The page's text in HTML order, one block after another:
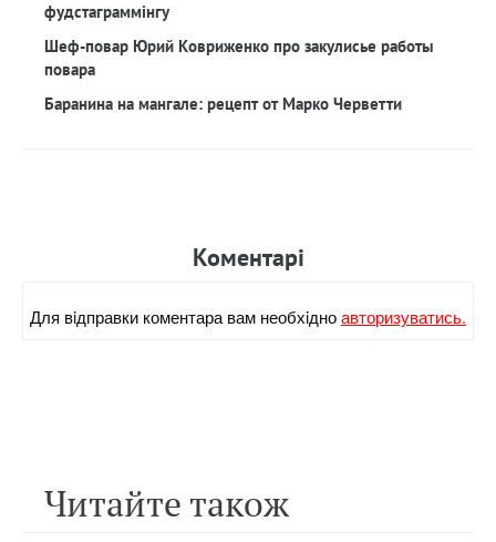
фудстаграммінгу
Шеф-повар Юрий Ковриженко про закулисье работы
повара
Баранина на мангале: рецепт от Марко Черветти
Коментарi
Для вiдправки коментара вам необхiдноавторизуватись.
Читайте також